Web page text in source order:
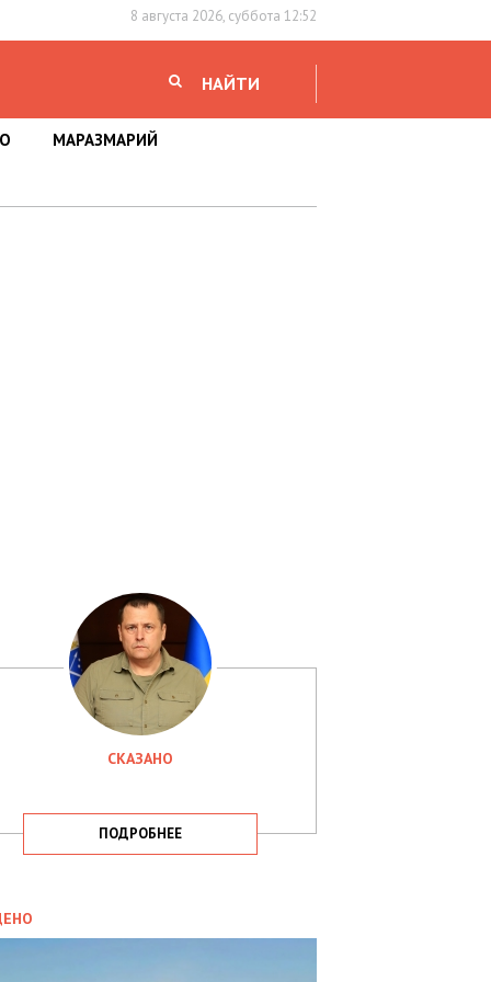
8 августа 2026, суббота 12:52
НАЙТИ
МАРАЗМАРИЙ
СКАЗАНО
ПОДРОБНЕЕ